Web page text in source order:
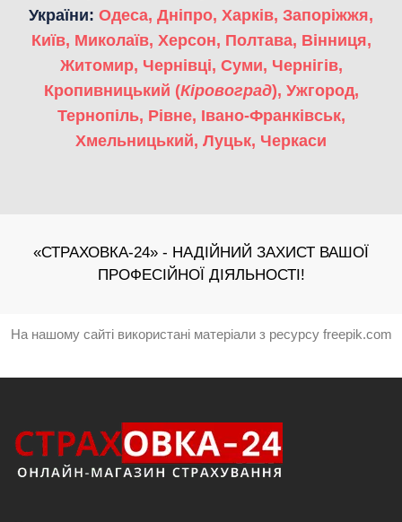
України: Одеса, Дніпро, Харків, Запоріжжя,
Київ, Миколаїв, Херсон, Полтава, Вінниця,
Житомир, Чернівці, Суми, Чернігів,
Кропивницький (Кіровоград), Ужгород,
Тернопіль, Рівне, Івано-Франківськ,
Хмельницький, Луцьк, Черкаси
«СТРАХОВКА-24» - НАДІЙНИЙ ЗАХИСТ ВАШОЇ
ПРОФЕСІЙНОЇ ДІЯЛЬНОСТІ!
На нашому сайті використані матеріали з ресурсу freepik.com